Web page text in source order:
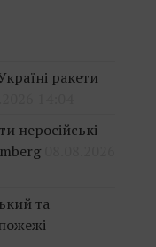
ракети
неросійські
та